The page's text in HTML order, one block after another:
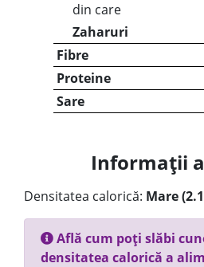
din care
Zaharuri
Fibre
Proteine
Sare
Informații
Densitatea calorică: Mare
Află cum poți slăbi
densitatea calorică a